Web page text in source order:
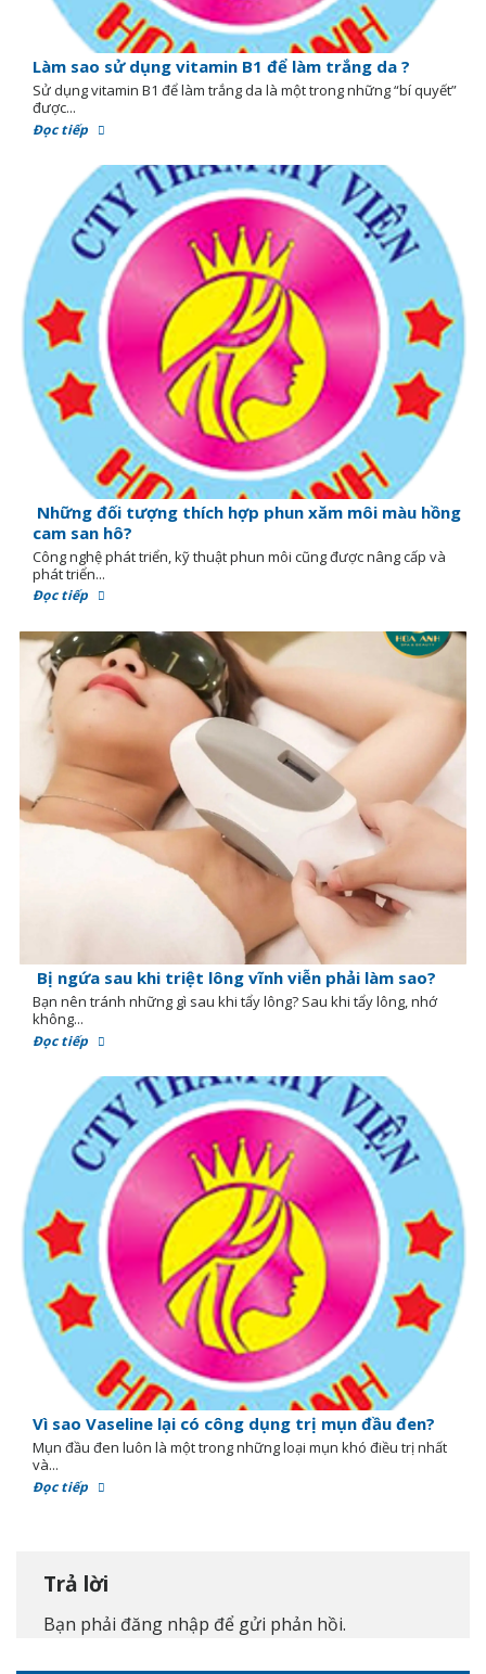
Làm sao sử dụng vitamin B1 để làm trắng da ?
Sử dụng vitamin B1 để làm trắng da là một trong những “bí quyết”
được...
Đọc tiếp
Những đối tượng thích hợp phun xăm môi màu hồng
cam san hô?
Công nghệ phát triển, kỹ thuật phun môi cũng được nâng cấp và
phát triển...
Đọc tiếp
Bị ngứa sau khi triệt lông vĩnh viễn phải làm sao?
Bạn nên tránh những gì sau khi tẩy lông? Sau khi tẩy lông, nhớ
không...
Đọc tiếp
Vì sao Vaseline lại có công dụng trị mụn đầu đen?
Mụn đầu đen luôn là một trong những loại mụn khó điều trị nhất
và...
Đọc tiếp
Trả lời
Bạn phải đăng nhập để gửi phản hồi.